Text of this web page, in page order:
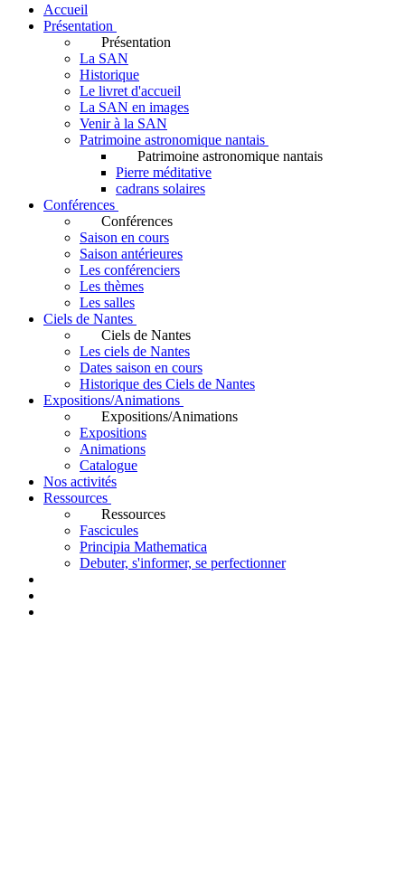
Accueil
Présentation
Présentation
La SAN
Historique
Le livret d'accueil
La SAN en images
Venir à la SAN
Patrimoine astronomique nantais
Patrimoine astronomique nantais
Pierre méditative
cadrans solaires
Conférences
Conférences
Saison en cours
Saison antérieures
Les conférenciers
Les thèmes
Les salles
Ciels de Nantes
Ciels de Nantes
Les ciels de Nantes
Dates saison en cours
Historique des Ciels de Nantes
Expositions/Animations
Expositions/Animations
Expositions
Animations
Catalogue
Nos activités
Ressources
Ressources
Fascicules
Principia Mathematica
Debuter, s'informer, se perfectionner